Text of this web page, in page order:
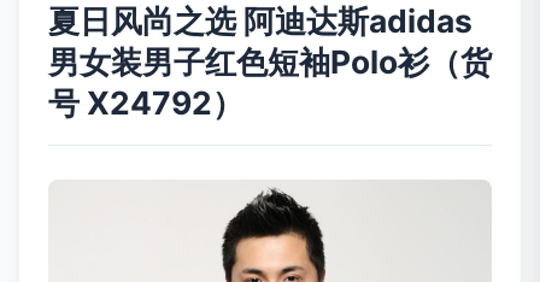
夏日风尚之选 阿迪达斯adidas
男女装男子红色短袖Polo衫（货
号 X24792）